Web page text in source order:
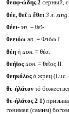
θεαφ-ώδης 2 серный,
θέε, θεῖ и ἔθει 3 л.
θέει- эп. = θεῖ-.
θεειόω эп. = θειόω I.
θέη ἡ ион. = θέα.
θεήϊος ион. = θεῖος II.
θεηκόλοςὁ жрец (Luc.
θε-ήλᾰτον τό
θε-ήλᾰτος 2 1)
гонимая (самим)